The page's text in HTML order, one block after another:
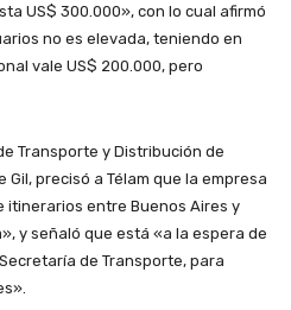
US$ 300.000», con lo cual afirmó
no es elevada, teniendo en
vale US$ 200.000, pero
Transporte y Distribución de
precisó a Télam que la empresa
entre Buenos Aires y
y señaló que está «a la espera de
de Transporte, para